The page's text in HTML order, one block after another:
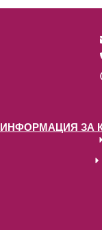
ИНФОРМАЦИЯ ЗА